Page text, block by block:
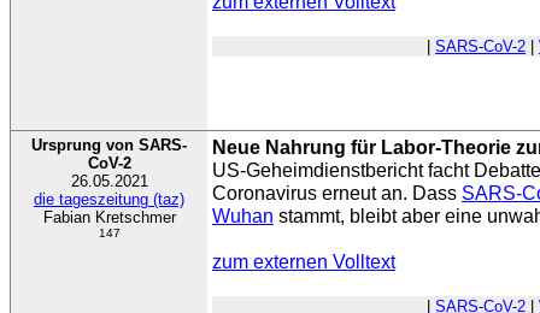
SARS-CoV-2
Ursprung von SARS-
CoV-2
26.05.2021
die tageszeitung (taz)
Fabian Kretschmer
147
Neue Nahrung für Labor-Theorie
US-Geheimdienstbericht facht
Coronavirus erneut an. Dass SARS-
Wuhan stammt, bleibt aber eine
zum externen Volltext
SARS-CoV-2